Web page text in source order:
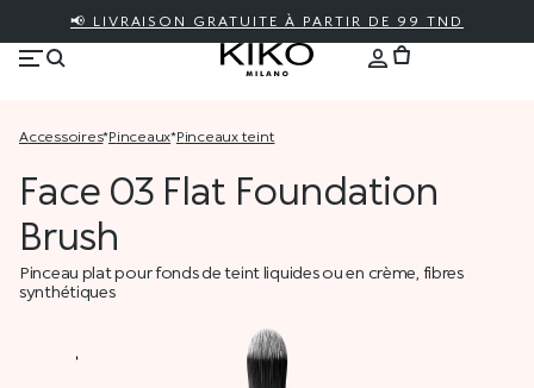
📢 LIVRAISON GRATUITE À PARTIR DE 99 TND
accessoires* pinceaux* pinceaux teint
Face 03 Flat Foundation
Brush
Pinceau plat pour fonds de teint liquides ou en crème, fibres
synthétiques